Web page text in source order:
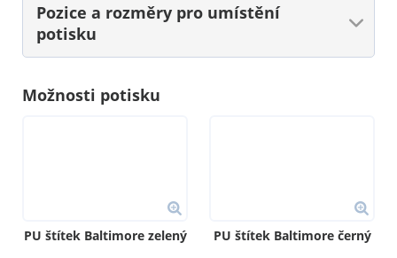
Pozice a rozměry pro umístění
potisku
Možnosti potisku
PU štítek Baltimore zelený PU štítek Baltimore černý